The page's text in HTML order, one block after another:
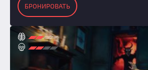
БРОНИРОВАТЬ